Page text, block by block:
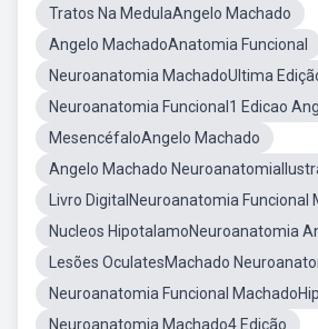
Tratos Na MedulaAngelo Machado
Angelo MachadoAnatomia Funcional
Neuroanatomia MachadoUltima
Neuroanatomia Funcional1 Edicao
MesencéfaloAngelo Machado
Angelo Machado
Livro DigitalNeuroanatomia Funcional
Nucleos HipotalamoNeuroanatomia
Lesões OculatesMachado
Neuroanatomia Funcional
Neuroanatomia Machado4 Edição